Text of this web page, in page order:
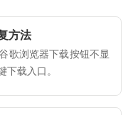
方法
歌浏览器下载按钮不显
下载入口。